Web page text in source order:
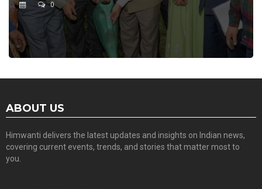
0
ABOUT US
Himwanti delivers the latest updates and insights on Indian news,
covering current events, trends, and stories that matter most to
you.